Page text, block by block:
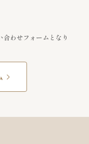
わせフォームとなり